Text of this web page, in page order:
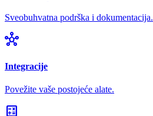
Sveobuhvatna podrška i dokumentacija.
hub
Integracije
Povežite vaše postojeće alate.
calculate